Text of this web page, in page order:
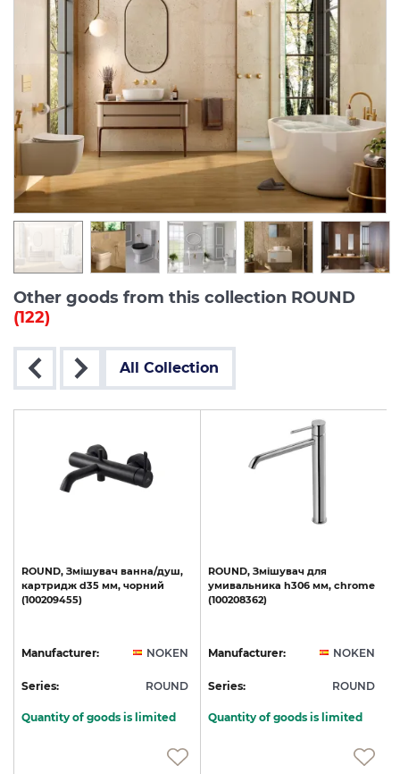
Other goods from this collection ROUND
(122)
All Collection
ROUND, Змішувач ванна/душ,
картридж d35 мм, чорний
(100209455)
Manufacturer: NOKEN
Series: ROUND
Quantity of goods is limited
ROUND, Змішувач для
умивальника h306 мм, chrome
(100208362)
Manufacturer: NOKEN
Series: ROUND
Quantity of goods is limited